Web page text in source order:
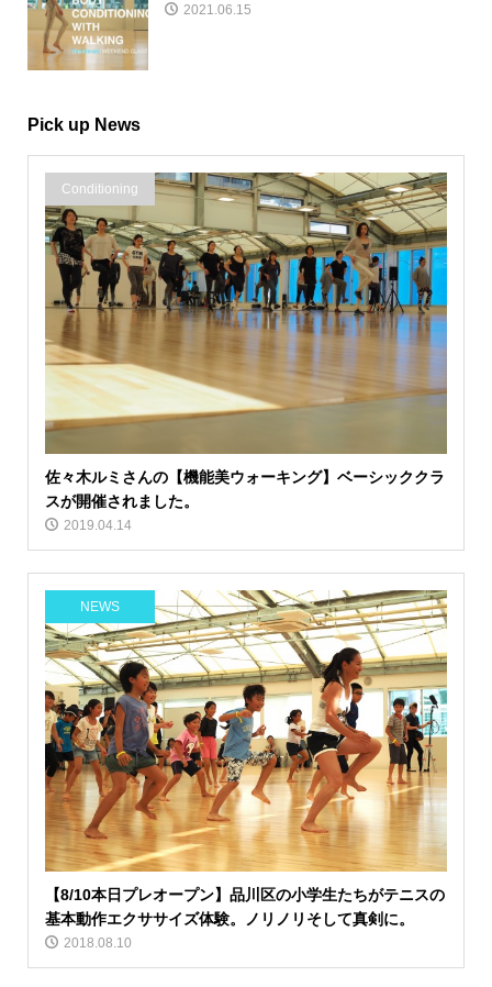
2021.06.15
Pick up News
Conditioning
佐々木ルミさんの【機能美ウォーキング】ベーシッククラ
スが開催されました。
2019.04.14
NEWS
【8/10本日プレオープン】品川区の小学生たちがテニスの
基本動作エクササイズ体験。ノリノリそして真剣に。
2018.08.10